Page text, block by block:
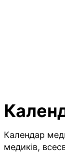
Календар
медиків,